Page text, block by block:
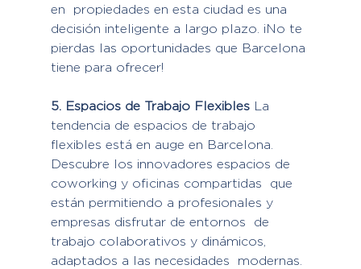
en  propiedades en esta ciudad es una
decisión inteligente a largo plazo. ¡No te
pierdas las oportunidades que Barcelona
tiene para ofrecer!
5. Espacios de Trabajo Flexibles La
tendencia de espacios de trabajo
flexibles está en auge en Barcelona.
Descubre los innovadores espacios de
coworking y oficinas compartidas  que
están permitiendo a profesionales y
empresas disfrutar de entornos  de
trabajo colaborativos y dinámicos,
adaptados a las necesidades  modernas.